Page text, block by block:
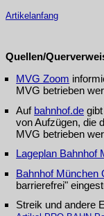
Artikelanfang
Quellen/
MVG Zoom
MVG betrieben
Auf bahnhof.de
von Aufzügen, die
MVG betrieben
Lageplan Bahnhof
Bahnhof München
barrierefrei"
Streik und andere